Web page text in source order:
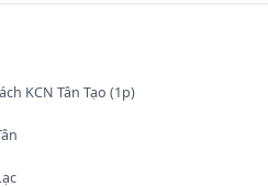
KCN Tân Tạo (1p)